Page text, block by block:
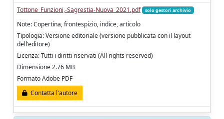
Tottone_Funzioni,-Sagrestia-Nuova_2021.pdf
solo gestori archivio
Note: Copertina, frontespizio, indice, articolo
Tipologia: Versione editoriale (versione pubblicata con il layout
dell'editore)
Licenza: Tutti i diritti riservati (All rights reserved)
Dimensione 2.76 MB
Formato Adobe PDF
Contatta l'autore